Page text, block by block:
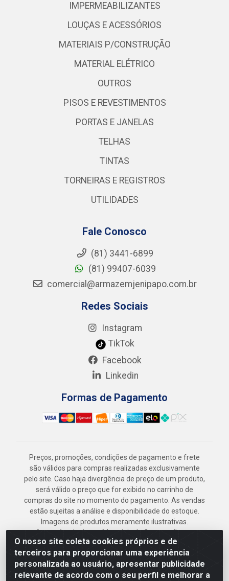
O nosso site coleta cookies próprios e de
terceiros para proporcionar uma experiência
personalizada ao usuário, apresentar publicidade
relevante de acordo com o seu perfil e melhorar a
IMPERMEABILIZANTES
LOUÇAS E ACESSÓRIOS
MATERIAIS P/CONSTRUÇÃO
MATERIAL ELÉTRICO
OUTROS
PISOS E REVESTIMENTOS
PORTAS E JANELAS
TELHAS
TINTAS
TORNEIRAS E REGISTROS
UTILIDADES
Fale Conosco
(81) 3441-6899
(81) 99407-6039
comercial@armazemjenipapo.com.br
Redes Sociais
Instagram
TikTok
Facebook
Linkedin
Formas de Pagamento
Preços, promoções, condições de pagamento e frete
são válidos para compras realizadas exclusivamente
pelo site. Caso haja divergência de preço de um produto,
será válido o preço que for exibido no carrinho de
compras do site no momento do pagamento. As vendas
estão sujeitas a análise e disponibilidade do estoque.
Imagens de produtos meramente ilustrativas.
Armazém Jenipapo Materiais de Construção em
Geral LTDA - Rua das Flores, 2691 - Guabiraba,
Recife/PE - CEP 52.291-630 - CNPJ
41.097.379/0001-